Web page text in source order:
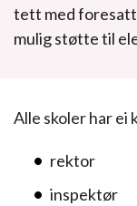
tett med
mulig støtte til
Alle skoler har ei
rektor
inspektør